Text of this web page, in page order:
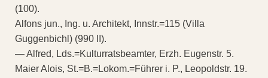
(100).
Alfons jun., Ing. u. Architekt, Innstr.=115 (Villa
Guggenbichl) (990 II).
— Alfred, Lds.=Kulturratsbeamter, Erzh. Eugenstr. 5.
Maier Alois, St.=B.=Lokom.=Führer i. P., Leopoldstr. 19.